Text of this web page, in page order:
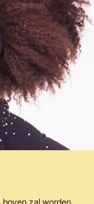
zal worden